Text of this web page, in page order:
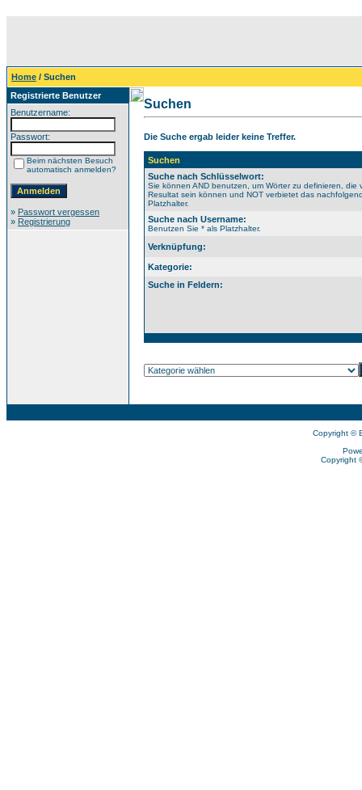
Home / Suchen
Registrierte Benutzer
Benutzername:
Passwort:
Beim nächsten Besuch
automatisch anmelden?
» Passwort vergessen
» Registrierung
Suchen
Die Suche ergab leider keine Treffer.
Suchen
Suche nach Schlüsselwort:
Sie können AND benutzen, um Wörter zu definieren, die
Resultat sein können und NOT verbietet das
Platzhalter.
Suche nach Username:
Benutzen Sie * als Platzhalter.
Verknüpfung:
Kategorie:
Suche in Feldern:
Copyright ©
Copyright